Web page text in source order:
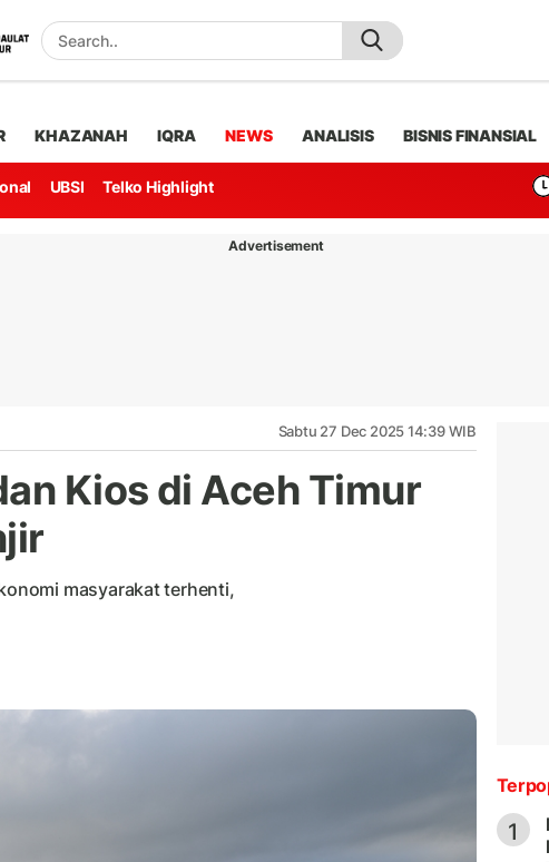
KHAZANAH IQRA NEWS ANALISIS BISNIS FINANSIAL
UBSI Telko Highlight
Advertisement
Sabtu 27 Dec 2025 14:39 WIB
Kios di Aceh Timur
masyarakat terhenti,
1